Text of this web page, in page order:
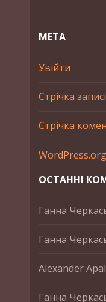
МЕТА
Увійти
Стрічка
Стрічка
WordPress.org
ОСТАННІ
Ганна
Ганна
Alexander
Ганна